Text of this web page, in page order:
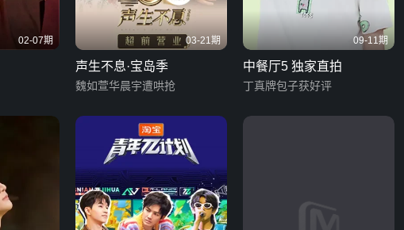
02-07期 03-21期
声生不息·宝岛季
魏如萱华晨宇遭哄抢
09-11期
中餐厅5 独家直拍
丁真牌包子获好评